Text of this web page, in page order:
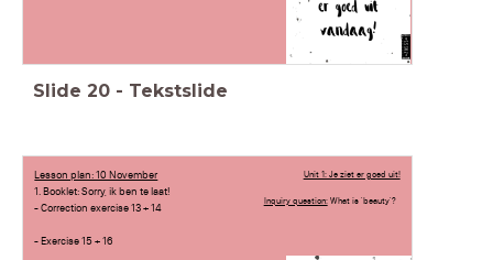
Slide 20 - Tekstslide
Lesson plan: 10 November
1. Booklet: Sorry, ik ben te laat!
- Correction exercise 13 + 14
- Exercise 15 + 16
Unit 1: Je ziet er goed uit!
Inquiry question:What is 'beauty'?